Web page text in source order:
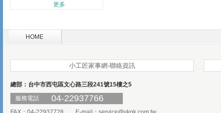
更多
HOME
小工匠家事網-聯絡資訊
總部：台中市西屯區文心路三段241號15樓之5
服務電話
04-22937766